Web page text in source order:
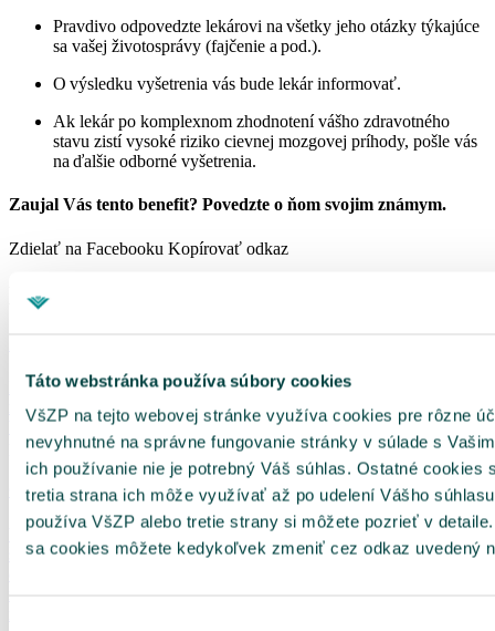
Táto webstránka používa súbory cookies
VšZP na tejto webovej stránke využíva cookies pre rôzne
nevyhnutné na správne fungovanie stránky v súlade s
ich používanie nie je potrebný Váš súhlas. Ostatné cookies
tretia strana ich môže využívať až po udelení Vášho
používa VšZP alebo tretie strany si môžete pozrieť v
sa cookies môžete kedykoľvek zmeniť cez odkaz uvedený
Pravdivo odpovedzte lekárovi na všetky jeho otázky týkajúce
sa vašej životosprávy (fajčenie a pod.).
O výsledku vyšetrenia vás bude lekár informovať.
Ak lekár po komplexnom zhodnotení vášho zdravotného
stavu zistí vysoké riziko cievnej mozgovej príhody, pošle vás
na ďalšie odborné vyšetrenia.
Zaujal Vás tento benefit? Povedzte o ňom svojim známym.
Zdielať na Facebooku Kopírovať odkaz
Ďalšie podobné benefity
Kvalitné vitamíny a vitamínové doplnky obľúbenej značky GS
môžete mať až s 15 % zľavou. Vyberte si z prípravkou na imunitu,
bezproblémové tehotenstvo a klimaktérium, kĺby, lepší spánok,
pamäť a mnoho iného.
Očná optika Helios, Nitra
Vyberte si z dioptrických či slnečných okuliarov, kontaktných
šošoviek a doplnkového tovaru ako púzdra, čistiace pomôcky na